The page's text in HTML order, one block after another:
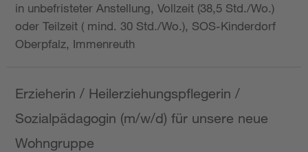
in unbefristeter Anstellung, Vollzeit (38,5 Std./Wo.)
oder Teilzeit ( mind. 30 Std./Wo.), SOS-Kinderdorf
Oberpfalz, Immenreuth
Erzieherin / Heilerziehungspflegerin /
Sozialpädagogin (m/w/d) für unsere neue
Wohngruppe